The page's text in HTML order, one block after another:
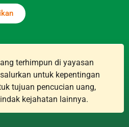
terhimpun di yayasan
untuk kepentingan
tujuan pencucian uang,
kejahatan lainnya.